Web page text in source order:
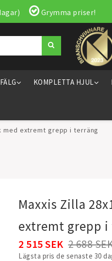
Grymma priser!
KOMPLETTA HJUL
med extremt grepp i terräng
Maxxis Zilla
extremt grepp i
2 688
2 515 SEK
Lägsta pris de senaste 30